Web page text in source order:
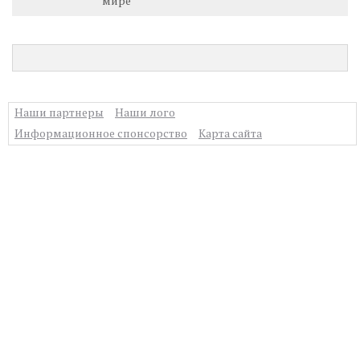
Наши партнеры
Наши лого
Информационное спонсорство
Карта сайта